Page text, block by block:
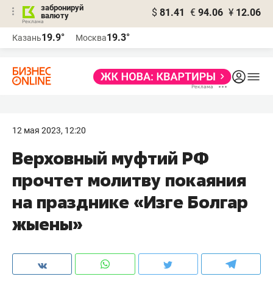
забронируй
валюту
$ 81.41 € 94.06 ¥ 12.06
Казань19.9° Москва19.3°
12 мая 2023, 12:20
Верховный муфтий РФ
прочтет молитву покаяния
на празднике «Изге Болгар
жыены»